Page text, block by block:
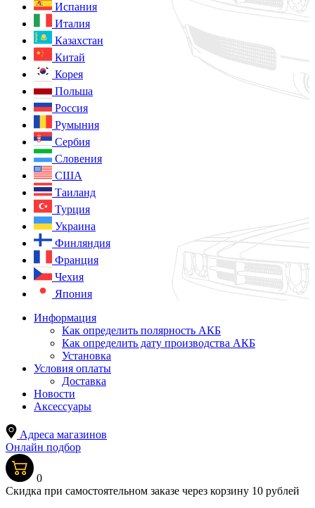
Испания
Италия
Казахстан
Китай
Корея
Польша
Россия
Румыния
Сербия
Словения
США
Таиланд
Турция
Украина
Финляндия
Франция
Чехия
Япония
Информация
Как определить полярность АКБ
Как определить дату производства АКБ
Установка
Условия оплаты
Доставка
Новости
Аксессуары
Адреса магазинов
Онлайн подбор
0
Скидка при самостоятельном заказе через корзину 10 рублей